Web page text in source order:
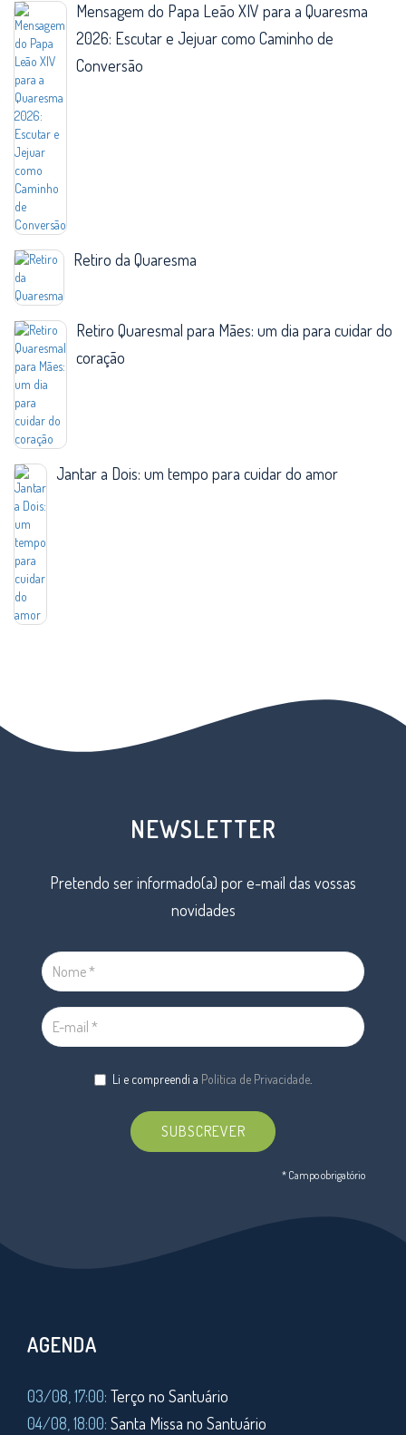
Mensagem do Papa Leão XIV para a Quaresma
2026: Escutar e Jejuar como Caminho de
Conversão
Retiro da Quaresma
Retiro Quaresmal para Mães: um dia para cuidar do
coração
Jantar a Dois: um tempo para cuidar do amor
NEWSLETTER
Pretendo ser informado(a) por e-mail das vossas
novidades
Li e compreendi a Política de Privacidade
SUBSCREVER
* Campo obrigatório
AGENDA
03/08, 17:00: Terço no Santuário
04/08, 18:00: Santa Missa no Santuário